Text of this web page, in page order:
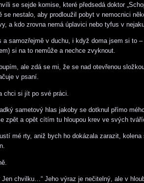
se sejde komise, které předsedá doktor
nestalo, aby prodloužil pobyt v nemocnici
a kdo zrovna nemá úplavici nebo tyfus v
a samozřejmě v duchu, i když doma jsem si to
si na to nemůže a nechce zvyknout.
ale zdá se mi, že se nad otevřenou
v psaní.
chci si jít po své práci.
sametový hlas jakoby se dotknul přímo
zpět a opět cítím tu hloupou krev ve svých
mé rty, aniž bych ho dokázala zarazit,
Jen chvilku…“ Jeho výraz je nečitelný, ale v